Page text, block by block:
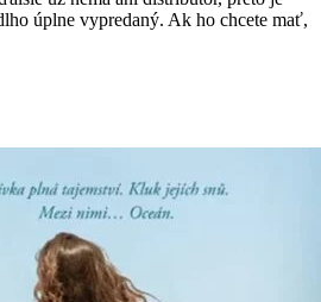
úplne vypredaný. Ak ho chcete mať,